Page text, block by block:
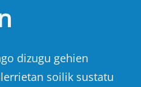
dizugu gehien
soilik sustatu